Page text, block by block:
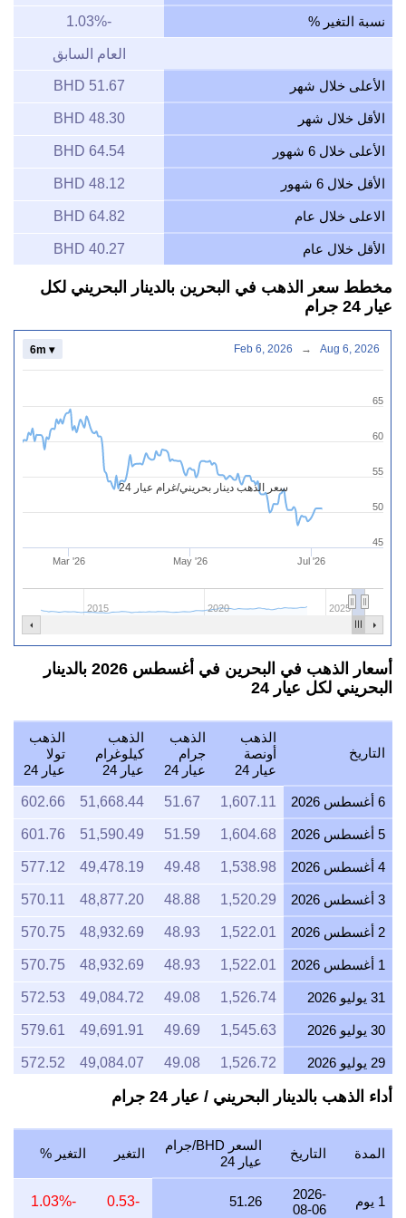
نسبة التغير % -1.03%
العام السابق
الأعلى خلال شهر 51.67 BHD
الأقل خلال شهر 48.30 BHD
الأعلى خلال 6 شهور 64.54 BHD
الأقل خلال 6 شهور 48.12 BHD
الاعلى خلال عام 64.82 BHD
الأقل خلال عام 40.27 BHD
مخطط سعر الذهب في البحرين بالدينار البحريني لكل
عيار 24 جرام
سعر الذهب دينار بحريني/غرام عيار 24
Mar '26 May '26 Jul '26
2015 2020 2025
45
50
55
60
65
6m ▾ Feb 6, 2026 → Aug 6, 2026
أسعار الذهب في البحرين في أغسطس 2026 بالدينار
البحريني لكل عيار 24
التاريخ
الذهب
أونصة
عيار 24
الذهب
جرام
عيار 24
الذهب
كيلوغرام
عيار 24
الذهب
تولا
عيار 24
6 أغسطس 2026 1,607.11
51.67
51,668.44
602.66
5 أغسطس 2026 1,604.68
51.59
51,590.49
601.76
4 أغسطس 2026 1,538.98
49.48
49,478.19
577.12
3 أغسطس 2026 1,520.29
48.88
48,877.20
570.11
2 أغسطس 2026 1,522.01
48.93
48,932.69
570.75
1 أغسطس 2026 1,522.01
48.93
48,932.69
570.75
31 يوليو 2026 1,526.74
49.08
49,084.72
572.53
30 يوليو 2026 1,545.63
49.69
49,691.91
579.61
29 يوليو 2026 1,526.72
49.08
49,084.07
572.52
28 يوليو 2026 1,520.35
48.88
48,879.15
27 يوليو 2026 1,539.18
49.48
49,484.76
577.19
26 يوليو 2026 1,527.36
49,104.50
572.76
25 يوليو 2026 1,527.36
49,104.50
572.76
أداء الذهب بالدينار البحريني / عيار 24 جرام
المدة التاريخ
السعر BHD/جرام
عيار 24
التغير التغير %
1 يوم
2026-
08-06
51.26
-0.53
-1.03%